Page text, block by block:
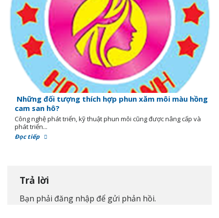
Những đối tượng thích hợp phun xăm môi màu hồng
cam san hô?
Công nghệ phát triển, kỹ thuật phun môi cũng được nâng cấp và
phát triển...
Đọc tiếp
Trả lời
Bạn phải đăng nhập để gửi phản hồi.